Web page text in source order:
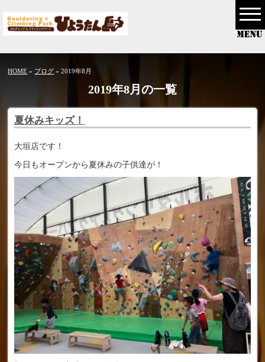
HOME » ブログ » 2019年8月
2019年8月の一覧
夏休みキッズ！
大垣店です！
今日もオープンから夏休みの子供達が！